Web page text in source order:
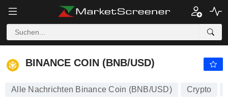
BINANCE COIN (BNB/USD)
Alle Nachrichten Binance Coin (BNB/USD) Crypto